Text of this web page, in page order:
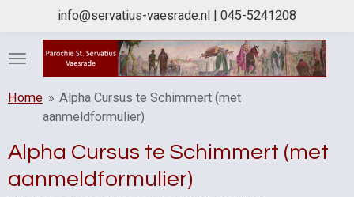
naar
hoofdinhoud
info@servatius-vaesrade.nl | 045-5241208
Home » Alpha Cursus te Schimmert (met
aanmeldformulier)
Alpha Cursus te Schimmert (met
aanmeldformulier)